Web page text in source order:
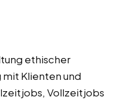
ethischer
Klienten und
Vollzeitjobs